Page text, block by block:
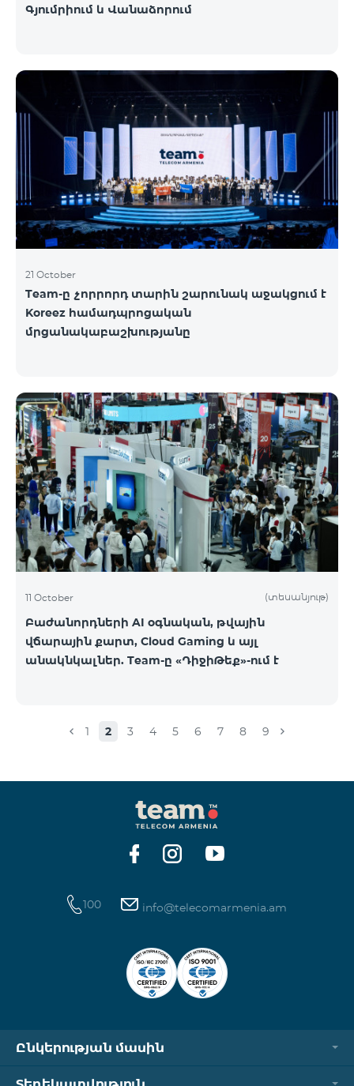
Գյումրիում և Վանաձորում
21 October
Team-ը չորրորդ տարին շարունակ աջակցում է
Koreez համադպրոցական
մրցանակաբաշխությանը
11 October (տեսանյութ)
Բաժանորդների AI օգնական, թվային
վճարային քարտ, Cloud Gaming և այլ
անակնկալներ. Team-ը «ԴիջիԹեք»-ում է
1 2 3 4 5 6 7 8 9
100 info@telecomarmenia.am
Ընկերության մասին